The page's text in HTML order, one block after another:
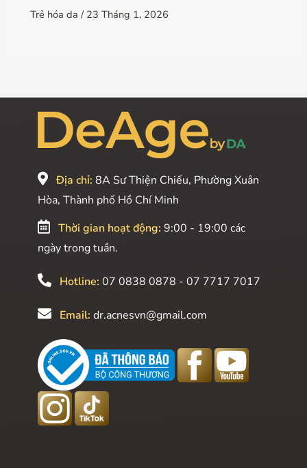
Trẻ hóa da / 23 Tháng 1, 2026
Địa chỉ: 8A Sư Thiện Chiếu, Phường Xuân
Hòa, Thành phố Hồ Chí Minh
Thời gian hoạt động: 9:00 - 19:00 các
ngày trong tuần.
Hotline: 07 0838 0878 - 07 7717 7017
Email: dr.acnesvn@gmail.com